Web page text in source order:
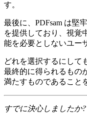
す。
最後に、PDFsam は堅
を提供しており、視覚
能を必要としないユー
どれを選択するにして
最終的に得られるもの
満たすものであること
すでに決心しましたか